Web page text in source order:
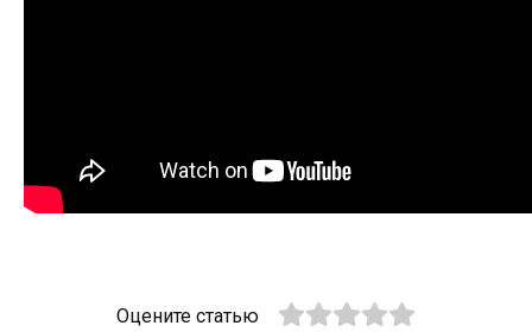
Оцените статью